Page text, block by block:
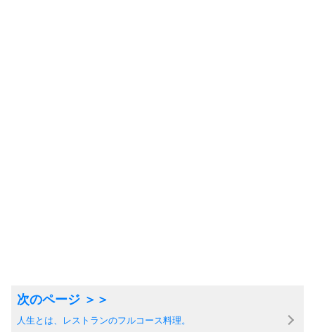
人生とは、レストランのフルコース料理。